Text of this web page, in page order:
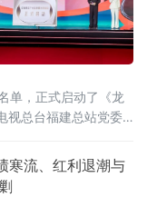
单，正式启动了《龙
视总台福建总站党委
，中央电视台财经
寒流、红利退潮与